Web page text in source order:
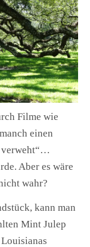
Filme wie
einen
verweht“…
Aber es wäre
wahr?
kann man
Mint Julep